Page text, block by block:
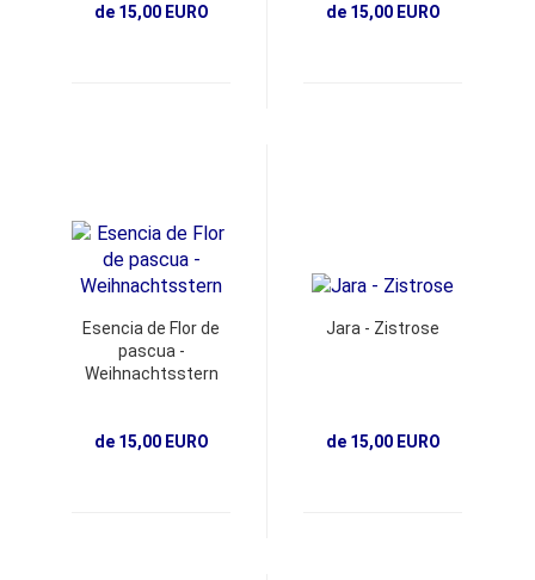
de 15,00 EURO de 15,00 EURO
Esencia de Flor de
pascua -
Weihnachtsstern
de 15,00 EURO
Jara - Zistrose
de 15,00 EURO